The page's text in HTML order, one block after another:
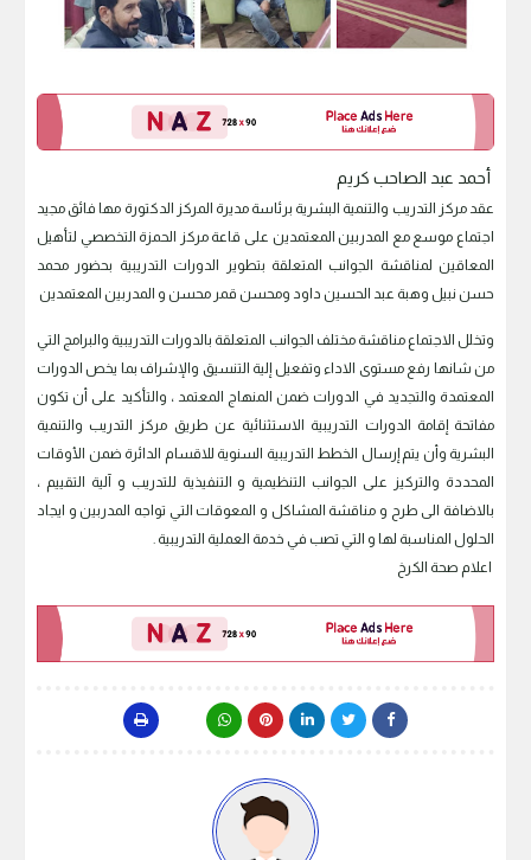
أحمد عبد الصاحب كريم
عقد مركز التدريب والتنمية البشرية برئاسة مديرة المركز الدكتورة مها فائق مجيد
اجتماع موسع مع المدربين المعتمدين على قاعة مركز الحمزة التخصصي لتأهيل
المعاقين لمناقشة الجوانب المتعلقة بتطوير الدورات التدريبية بحضور محمد
حسن نبيل وهبة عبد الحسين داود ومحسن قمر محسن و المدربين المعتمدين
وتخلل الاجتماع مناقشة مختلف الجوانب المتعلقة بالدورات التدريبية والبرامج التي
من شانها رفع مستوى الاداء وتفعيل إلية التنسيق والإشراف بما يخص الدورات
المعتمدة والتجديد في الدورات ضمن المنهاج المعتمد ، والتأكيد على أن تكون
مفاتحة إقامة الدورات التدريبية الاستثنائية عن طريق مركز التدريب والتنمية
البشرية وأن يتم إرسال الخطط التدريبية السنوية للاقسام الدائرة ضمن الأوقات
المحددة والتركيز على الجوانب التنظيمية و التنفيذية للتدريب و آلية التقييم ،
بالاضافة الى طرح و مناقشة المشاكل و المعوقات التي تواجه المدربين و ايجاد
الحلول المناسبة لها و التي تصب في خدمة العملية التدريبية .
اعلام صحة الكرخ